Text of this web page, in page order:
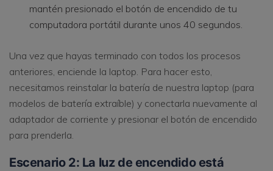
mantén presionado el botón de encendido de tu
computadora portátil durante unos 40 segundos.
Una vez que hayas terminado con todos los procesos
anteriores, enciende la laptop. Para hacer esto,
necesitamos reinstalar la batería de nuestra laptop (para
modelos de batería extraíble) y conectarla nuevamente al
adaptador de corriente y presionar el botón de encendido
para prenderla.
Escenario 2: La luz de encendido está